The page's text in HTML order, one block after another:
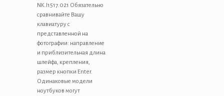
NK.I1517.021 Обязательно
сравнивайте Вашу
клавиатуру с
представленной на
фотографии: направление
и приблизительная длина
шлейфа, крепления,
размер кнопки Enter.
Одинаковые модели
ноутбуков могут